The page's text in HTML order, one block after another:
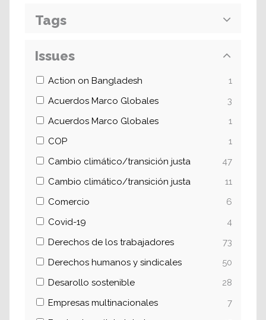
Tags
Issues
Action on Bangladesh
1
Acuerdos Marco Globales
3
Acuerdos Marco Globales
1
COP
1
Cambio climático/transición justa
47
Cambio climático/transición justa
11
Comercio
6
Covid-19
4
Derechos de los trabajadores
73
Derechos humanos y sindicales
50
Desarollo sostenible
28
Empresas multinacionales
7